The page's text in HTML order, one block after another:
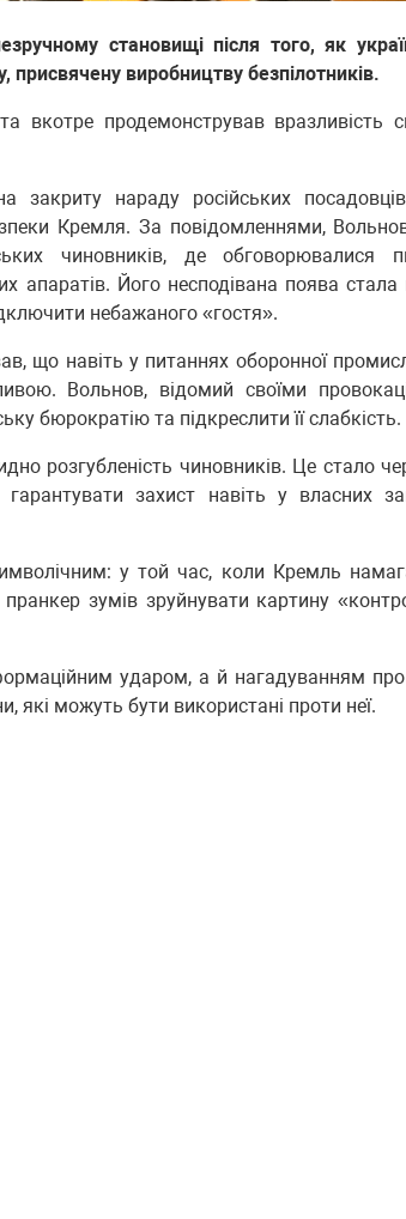
становищі після того, як
виробництву безпілотників.
вкотре продемонстрував вразливість
закриту нараду російських
Кремля. За повідомленнями,
чиновників, де обговорювалися
апаратів. Його несподівана поява
небажаного «гостя».
що навіть у питаннях оборонної
Вольнов, відомий своїми
бюрократію та підкреслити її слабкість.
розгубленість чиновників. Це стало
захист навіть у власних
у той час, коли Кремль
зумів зруйнувати картину
ударом, а й нагадуванням
які можуть бути використані проти неї.